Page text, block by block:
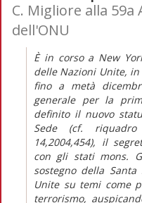
C. Migliore alla
dell'ONU
È in corso a New
delle Nazioni Unite,
fino a metà
generale per la
definito il nuovo
Sede (cf.
14,2004,454), il
con gli stati mons.
sostegno della
Unite su temi come
terrorismo,